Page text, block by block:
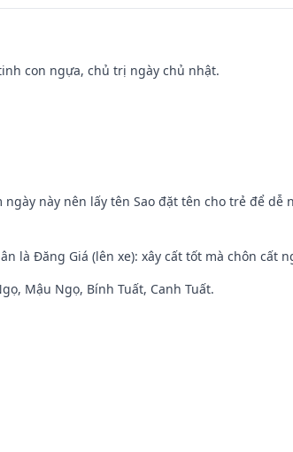
con ngựa, chủ trị ngày chủ nhật.
này nên lấy tên Sao đặt tên cho trẻ để dễ
là Đăng Giá (lên xe): xây cất tốt mà chôn cất
Mậu Ngọ, Bính Tuất, Canh Tuất.